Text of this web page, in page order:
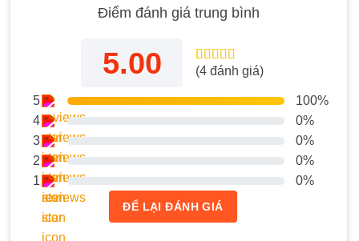
Điểm đánh giá trung bình
5.00 5.00trên 5
4
đánh giá
(4 đánh giá)
5
100%
4
0%
3
0%
2
0%
1
0%
ĐỂ LẠI ĐÁNH GIÁ